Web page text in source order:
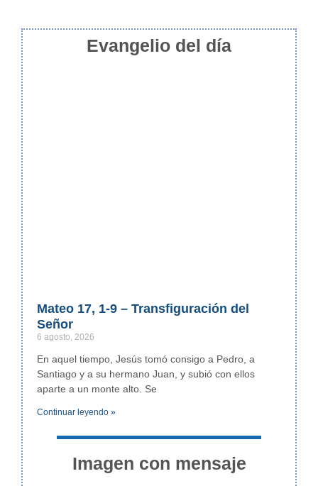
Evangelio del día
Mateo 17, 1-9 – Transfiguración del
Señor
6 agosto, 2026
En aquel tiempo, Jesús tomó consigo a Pedro, a
Santiago y a su hermano Juan, y subió con ellos
aparte a un monte alto. Se
Continuar leyendo »
Imagen con mensaje